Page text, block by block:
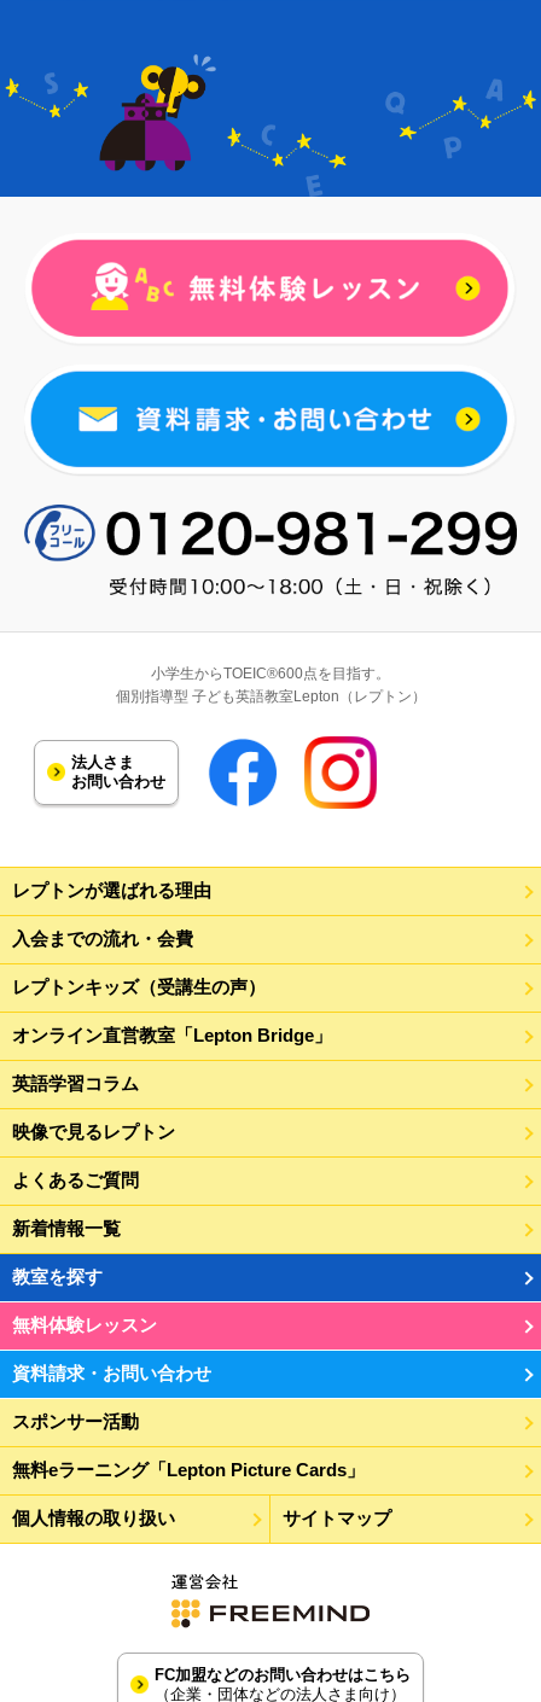
小学生からTOEIC®600点を目指す。
個別指導型 子ども英語教室Lepton（レプトン）
法人さま
お問い合わせ
レプトンが選ばれる理由
入会までの流れ・会費
レプトンキッズ（受講生の声）
オンライン直営教室「Lepton Bridge」
英語学習コラム
映像で見るレプトン
よくあるご質問
新着情報一覧
教室を探す
無料体験レッスン
資料請求・お問い合わせ
スポンサー活動
無料eラーニング「Lepton Picture Cards」
個人情報の取り扱い サイトマップ
FC加盟などのお問い合わせはこちら
（企業・団体などの法人さま向け）